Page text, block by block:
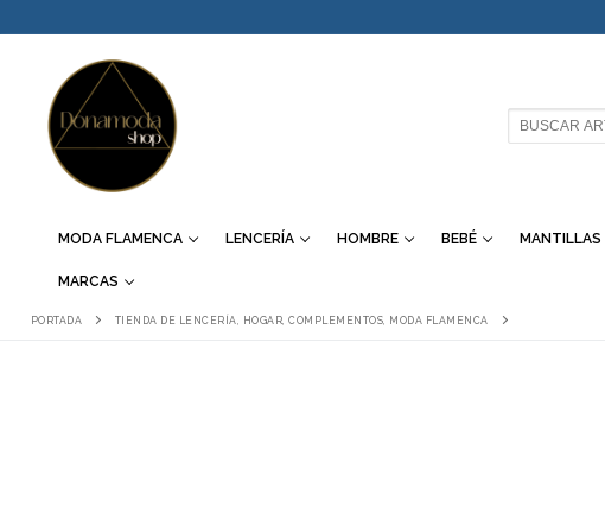
AL
BUSCAR:
MODA FLAMENCA LENCERÍA HOMBRE BEBÉ MANTILLAS
MARCAS
PORTADA TIENDA DE LENCERÍA, HOGAR, COMPLEMENTOS, MODA FLAMENCA